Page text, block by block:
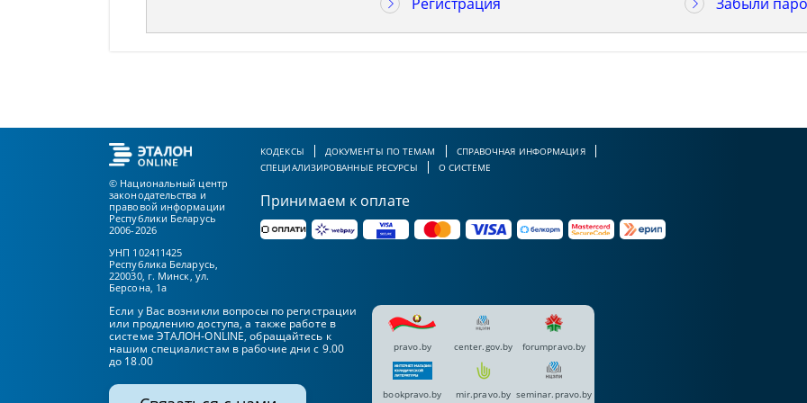
© Национальный центр
законодательства и
правовой информации
Республики Беларусь
2006-2026
УНП 102411425
Республика Беларусь,
220030, г. Минск, ул.
Берсона, 1а
КОДЕКСЫ ДОКУМЕНТЫ ПО ТЕМАМ
СПРАВОЧНАЯ ИНФОРМАЦИЯ
СПЕЦИАЛИЗИРОВАННЫЕ РЕСУРСЫ
О СИСТЕМЕ
Принимаем к оплате
Если у Вас возникли вопросы по регистрации
или продлению доступа, а также работе в
системе ЭТАЛОН-ONLINE, обращайтесь к
нашим специалистам в рабочие дни с 9.00
до 18.00
pravo.by center.gov.by forumpravo.by
bookpravo.by mir.pravo.by seminar.pravo.by